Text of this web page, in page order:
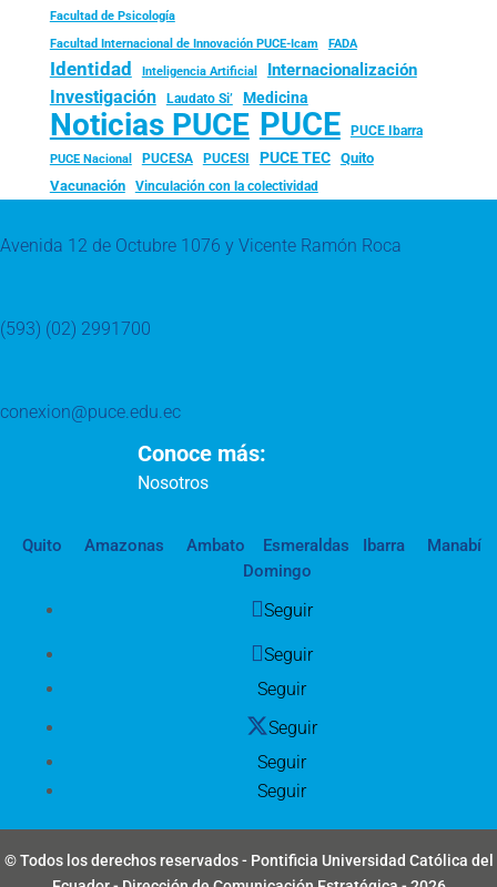
Facultad de Psicología
Facultad Internacional de Innovación PUCE-Icam FADA
Identidad Inteligencia Artificial Internacionalización
Investigación Laudato Si’ Medicina
Noticias PUCE PUCE PUCE Ibarra
PUCE Nacional PUCESA PUCESI PUCE TEC
Quito
Vacunación
Vinculación con la colectividad
Avenida 12 de Octubre 1076 y Vicente Ramón Roca
(593) (02) 2991700
conexion@puce.edu.ec
Conoce más:
Nosotros
Quito Amazonas Ambato Esmeraldas Ibarra
Manabí
Domingo
Seguir
Seguir
Seguir
Seguir
Seguir
Seguir
© Todos los derechos reservados - Pontificia Universidad Católica del